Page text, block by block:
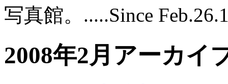
写真館。.....Since
2008年2月アーカイ